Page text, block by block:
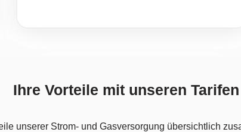
Ihre Vorteile mit unseren
unserer Strom- und Gasversorgung übersichtlich